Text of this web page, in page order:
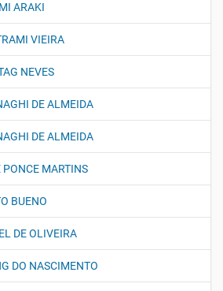
ARAKI
VIEIRA
NEVES
DE ALMEIDA
DE ALMEIDA
PONCE MARTINS
BUENO
DE OLIVEIRA
DO NASCIMENTO